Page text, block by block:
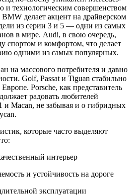
и технологическим совершенством
делает акцент на драйверском
из серии 3 и 5 — одни из самых
в мире. Audi, в свою очередь,
спортом и комфортом, что делает
одними из самых популярных.
на массового потребителя и давно
Golf, Passat и Tiguan стабильно
Porsche, как представитель
радовать любителей
и Macan, не забывая и о гибридных
которые часто выделяют
интерьер
и устойчивость на дороге
эксплуатации